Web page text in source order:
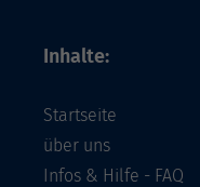
Inhalte:
Startseite
über uns
Infos & Hilfe - FAQ